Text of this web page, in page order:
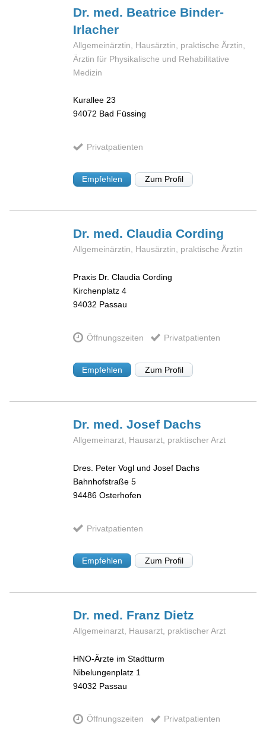
Dr. med. Beatrice Binder-
Irlacher
Allgemeinärztin, Hausärztin, praktische Ärztin,
Ärztin für Physikalische und Rehabilitative
Medizin
Kurallee 23
94072 Bad Füssing
Privatpatienten
Empfehlen Zum Profil
Dr. med. ClaudiaCording
Allgemeinärztin, Hausärztin, praktische Ärztin
Praxis Dr. Claudia Cording
Kirchenplatz 4
94032 Passau
Öffnungszeiten Privatpatienten
Empfehlen Zum Profil
Dr. med. Josef Dachs
Allgemeinarzt, Hausarzt, praktischer Arzt
Dres. Peter Vogl und Josef Dachs
Bahnhofstraße 5
94486 Osterhofen
Privatpatienten
Empfehlen Zum Profil
Dr. med. Franz Dietz
Allgemeinarzt, Hausarzt, praktischer Arzt
HNO-Ärzte im Stadtturm
Nibelungenplatz 1
94032 Passau
Öffnungszeiten Privatpatienten